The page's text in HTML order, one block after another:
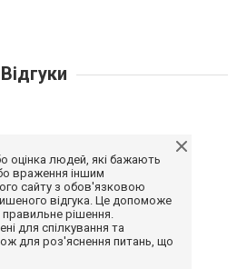
Відгуки
оцінка людей, які бажають
враження іншим
сайту з обов'язковою
відгука. Це допоможе
рішення.
для спілкування та
для роз'яснення питань, що